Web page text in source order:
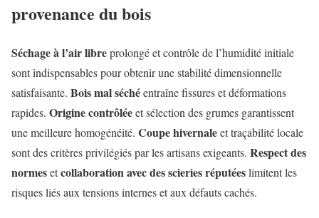
provenance du bois
Séchage à l’air libreprolongé et contrôle de l’humidité initiale
sont indispensables pour obtenir une stabilité dimensionnelle
satisfaisante. Bois mal séchéentraîne fissures et déformations
rapides. Origine contrôléeet sélection des grumes garantissent
une meilleure homogénéité. Coupe hivernaleet traçabilité locale
sont des critères privilégiés par les artisans exigeants. Respect des
normesetcollaboration avec des scieries réputéeslimitent les
risques liés aux tensions internes et aux défauts cachés.